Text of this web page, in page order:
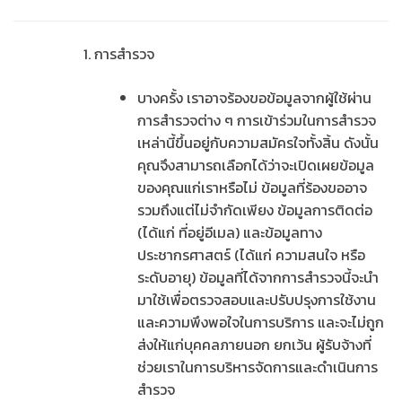
การสำรวจ
บางครั้ง เราอาจร้องขอข้อมูลจากผู้ใช้ผ่าน
การสำรวจต่าง ๆ การเข้าร่วมในการสำรวจ
เหล่านี้ขึ้นอยู่กับความสมัครใจทั้งสิ้น ดังนั้น
คุณจึงสามารถเลือกได้ว่าจะเปิดเผยข้อมูล
ของคุณแก่เราหรือไม่ ข้อมูลที่ร้องขออาจ
รวมถึงแต่ไม่จำกัดเพียง ข้อมูลการติดต่อ
(ได้แก่ ที่อยู่อีเมล) และข้อมูลทาง
ประชากรศาสตร์ (ได้แก่ ความสนใจ หรือ
ระดับอายุ) ข้อมูลที่ได้จากการสำรวจนี้จะนำ
มาใช้เพื่อตรวจสอบและปรับปรุงการใช้งาน
และความพึงพอใจในการบริการ และจะไม่ถูก
ส่งให้แก่บุคคลภายนอก ยกเว้น ผู้รับจ้างที่
ช่วยเราในการบริหารจัดการและดำเนินการ
สำรวจ